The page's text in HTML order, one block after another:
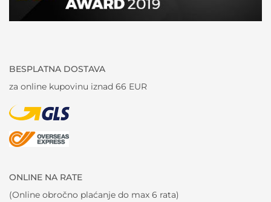
BESPLATNA DOSTAVA
za online kupovinu iznad 66 EUR
ONLINE NA RATE
(Online obročno plaćanje do max 6 rata)